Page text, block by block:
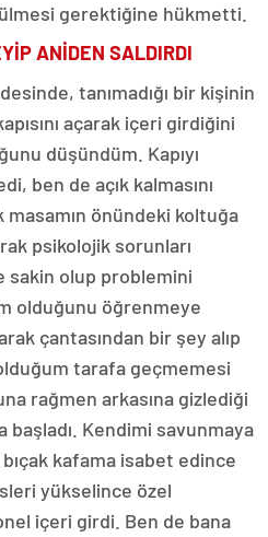
gerektiğine hükmetti.
ANİDEN SALDIRDI
tanımadığı bir kişinin
açarak içeri girdiğini
düşündüm. Kapıyı
ben de açık kalmasını
masamın önündeki koltuğa
psikolojik sorunları
sakin olup problemini
olduğunu öğrenmeye
çantasından bir şey alıp
tarafa geçmemesi
rağmen arkasına gizlediği
başladı. Kendimi savunmaya
bıçak kafama isabet edince
yükselince özel
içeri girdi. Ben de bana